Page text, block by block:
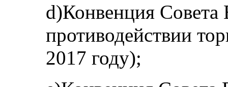
d)Конвенция
противодействии
2017 году);